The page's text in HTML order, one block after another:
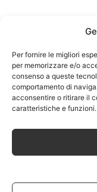
Per fornire le migliori
per memorizzare e/o
consenso a queste
comportamento di
acconsentire o ritirare il
caratteristiche e funzioni.